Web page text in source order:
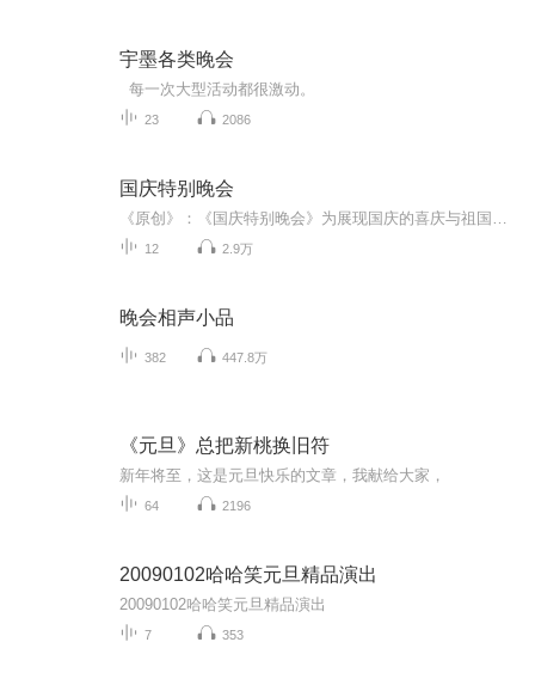
宇墨各类晚会
每一次大型活动都很激动。
23 2086
国庆特别晚会
12 2.9万
晚会相声小品
382 447.8万
《元旦》总把新桃换旧符
新年将至，这是元旦快乐的文章，我献给大家，
64 2196
20090102哈哈笑元旦精品演出
20090102哈哈笑元旦精品演出
7 353